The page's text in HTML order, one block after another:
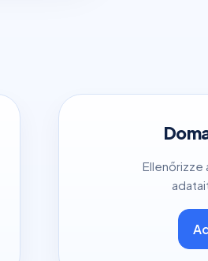
Ellenőrizze